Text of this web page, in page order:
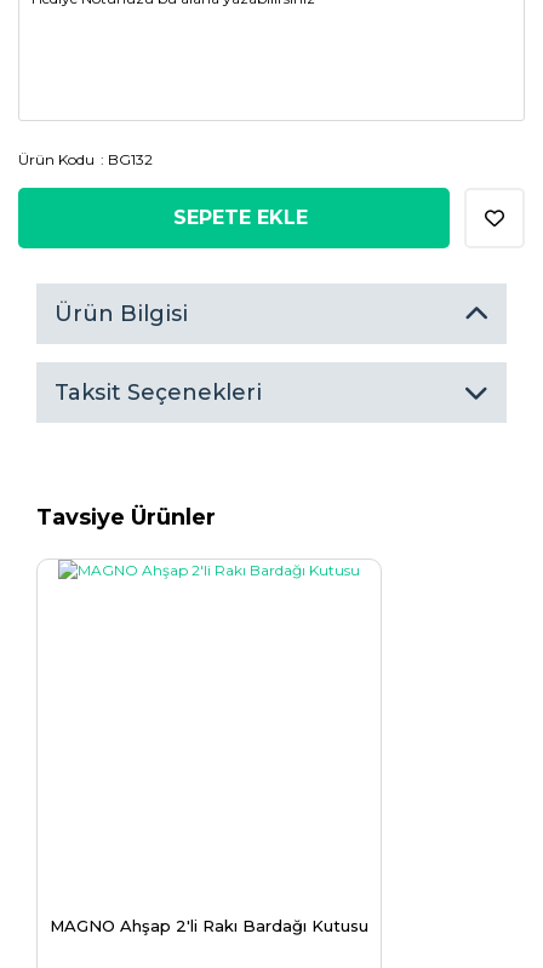
Ürün Kodu BG132
SEPETE EKLE
Ürün Bilgisi
Taksit Seçenekleri
Tavsiye Ürünler
MAGNO Ahşap 2'li Rakı Bardağı Kutusu